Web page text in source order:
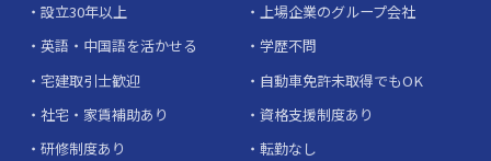
設立30年以上
上場企業のグループ会社
英語・中国語を活かせる
学歴不問
宅建取引士歓迎
自動車免許未取得でもOK
社宅・家賃補助あり
資格支援制度あり
研修制度あり
転勤なし